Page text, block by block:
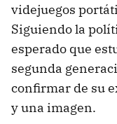
videjuegos
Siguiendo la
esperado que
segunda
confirmar de su
y una imagen.